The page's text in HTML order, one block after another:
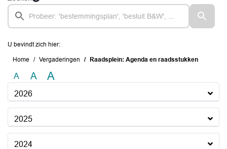
U bevindt zich hier:
Home Vergaderingen Raadsplein: Agenda en raadsstukken
A A A
2026
2025
2024